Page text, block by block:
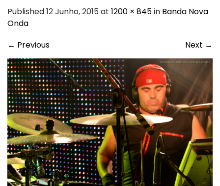
Published 12 Junho, 2015 at 1200 × 845in Banda Nova
Onda
← Previous Next →